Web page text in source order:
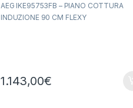
AEG IKE95753FB – PIANO COTTURA
INDUZIONE 90 CM FLEXY
1.143,00€